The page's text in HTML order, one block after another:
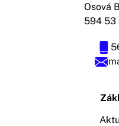
Osová
594 53